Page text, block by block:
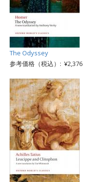
The Odyssey
参考価格（税込）: ¥2,376